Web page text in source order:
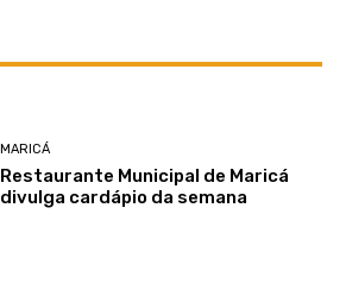
MARICÁ
Restaurante Municipal de Maricá
divulga cardápio da semana